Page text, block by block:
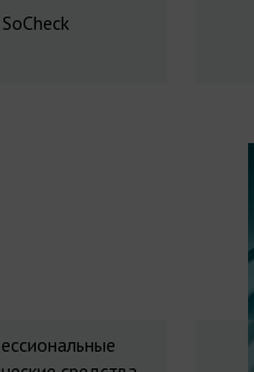
SoCheck